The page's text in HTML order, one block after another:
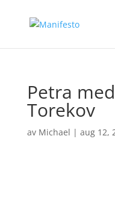
Petra
Torekov
av Michael | aug 12,